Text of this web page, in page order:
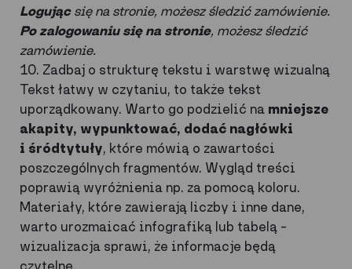
Logując się na stronie, możesz śledzić zamówienie.
Po zalogowaniu się na stronie, możesz śledzić
zamówienie.
10. Zadbaj o strukturę tekstu i warstwę wizualną
Tekst łatwy w czytaniu, to także tekst
uporządkowany. Warto go podzielić na mniejsze
akapity, wypunktować, dodać nagłówki
i śródtytuły, które mówią o zawartości
poszczególnych fragmentów. Wygląd treści
poprawią wyróżnienia np. za pomocą koloru.
Materiały, które zawierają liczby i inne dane,
warto urozmaicać infografiką lub tabelą –
wizualizacja sprawi, że informacje będą
czytelne.